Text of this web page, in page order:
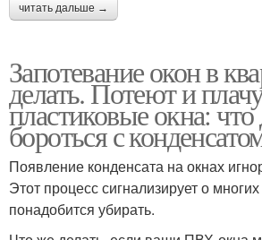
читать дальше →
Запотевание окон в
делать. Потеют и
пластиковые окна: что
бороться с
Появление конденсата на окнах
Этот процесс сигнализирует о
понадобится убирать.